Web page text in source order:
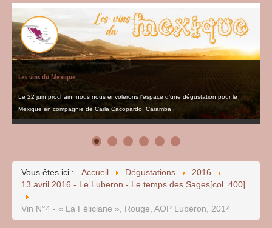
Les vins du Mexique
Le 22 juin prochain, nous nous envolerons l'espace d'une dégustation pour le
Mexique en compagnie de Carla Cacopardo. Caramba !
Vous êtes ici : Accueil Dégustations
2016
13 avril 2016 - Le Luberon - Le temps des Sages[col=400]
Vin N°4 - « La Féliciane », Rouge, AOP Lubéron, 2014